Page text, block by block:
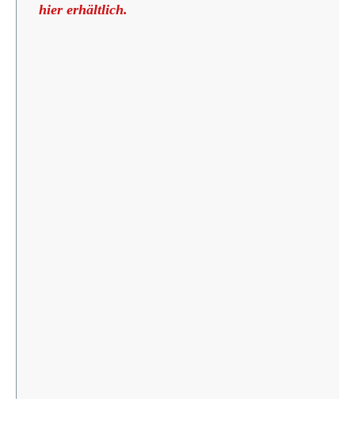
hier erhältlich.